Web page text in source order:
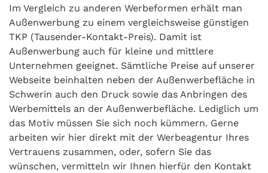
Im Vergleich zu anderen Werbeformen erhält man
Außenwerbung zu einem vergleichsweise günstigen
TKP (Tausender-Kontakt-Preis). Damit ist
Außenwerbung auch für kleine und mittlere
Unternehmen geeignet. Sämtliche Preise auf unserer
Webseite beinhalten neben der Außenwerbefläche in
Schwerin auch den Druck sowie das Anbringen des
Werbemittels an der Außenwerbefläche. Lediglich um
das Motiv müssen Sie sich noch kümmern. Gerne
arbeiten wir hier direkt mit der Werbeagentur Ihres
Vertrauens zusammen, oder, sofern Sie das
wünschen, vermitteln wir Ihnen hierfür den Kontakt